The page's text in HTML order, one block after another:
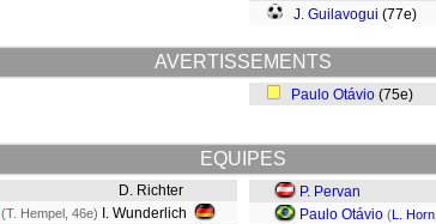
J. Guilavogui (77e)
AVERTISSEMENTS
Paulo Otávio (75e)
EQUIPES
D. Richter
(T. Hempel, 46e)
I. Wunderlich
P. Pervan
Paulo Otávio (L. Horn